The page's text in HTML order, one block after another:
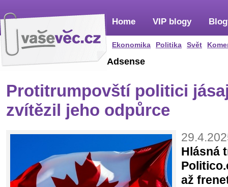
Home
Ekonomika Politika Svět
VIP blogy
Adsense
Protitrumpovští politici
zvítězil jeho odpůrce
Hlásná
až